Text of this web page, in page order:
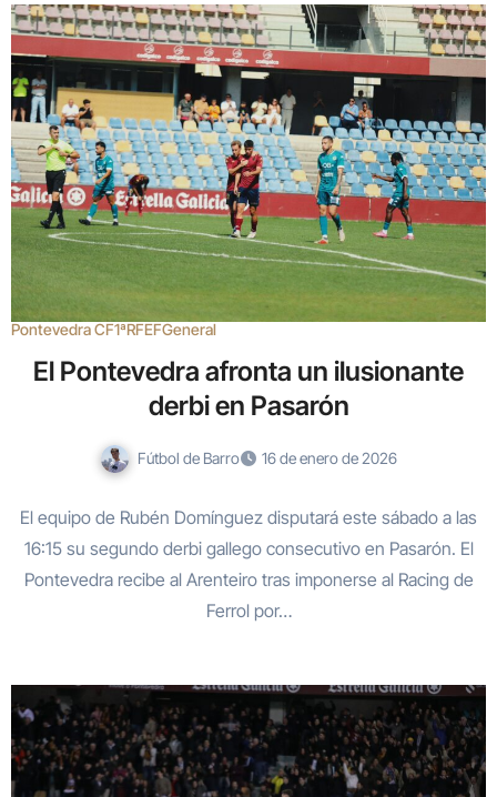
Pontevedra CF1ªRFEFGeneral
El Pontevedra afronta un ilusionante
derbi en Pasarón
Fútbol de Barro 16 de enero de 2026
El equipo de Rubén Domínguez disputará este sábado a las
16:15 su segundo derbi gallego consecutivo en Pasarón. El
Pontevedra recibe al Arenteiro tras imponerse al Racing de
Ferrol por…